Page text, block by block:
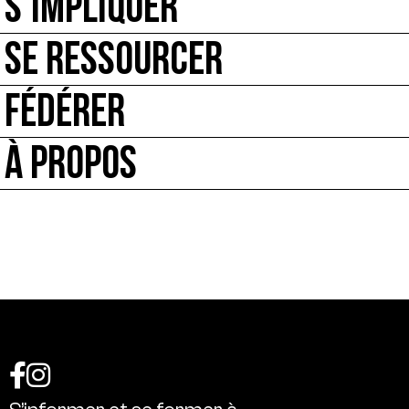
S’IMPLIQUER
SE RESSOURCER
FÉDÉRER
À PROPOS